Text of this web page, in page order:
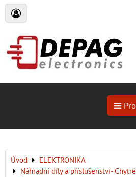
Úvod
ELEKTRONIKA
Náhradní díly a příslušenství-